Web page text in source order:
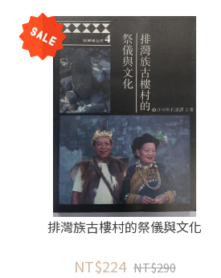
排灣族古樓村的祭儀與文化
NT$224 NT$290